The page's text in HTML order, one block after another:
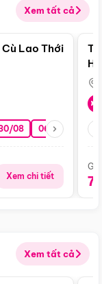
Xem tất cả
Điểm nổi bật
Cù Lao Thới
08 06/09 13/09
Xem chi tiết
Xem tất cả
Điểm nổi bật